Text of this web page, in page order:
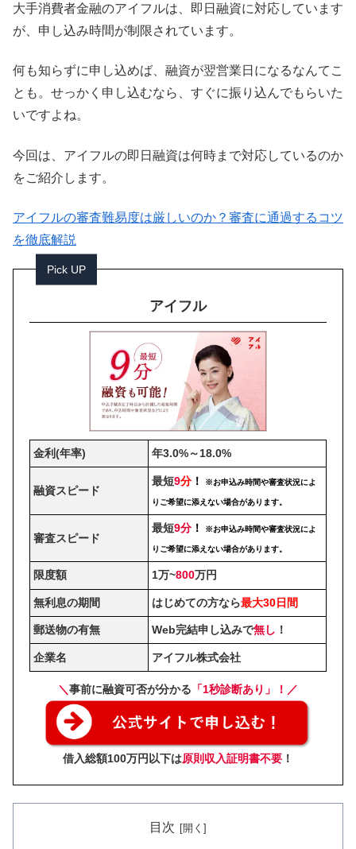
大手消費者金融のアイフルは、即日融資に対応しています
が、申し込み時間が制限されています。
何も知らずに申し込めば、融資が翌営業日になるなんてこ
とも。せっかく申し込むなら、すぐに振り込んでもらいた
いですよね。
今回は、アイフルの即日融資は何時まで対応しているのか
をご紹介します。
アイフルの審査難易度は厳しいのか？審査に通過するコツ
を徹底解説
Pick UP
アイフル
金利(年率) 年3.0%～18.0%
融資スピード
最短9分！ ※お申込み時間や審査状況によ
りご希望に添えない場合があります。
審査スピード
最短9分！ ※お申込み時間や審査状況によ
りご希望に添えない場合があります。
限度額 1万~800万円
無利息の期間 はじめての方なら最大30日間
郵送物の有無 Web完結申し込みで無し ！
企業名 アイフル株式会社
＼事前に融資可否が分かる 「1秒診断あり」 ！／
借入総額100万円以下は原則収入証明書不要 ！
目次